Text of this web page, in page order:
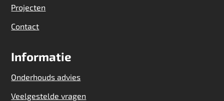
Projecten
Contact
Informatie
Onderhouds advies
Veelgestelde vragen